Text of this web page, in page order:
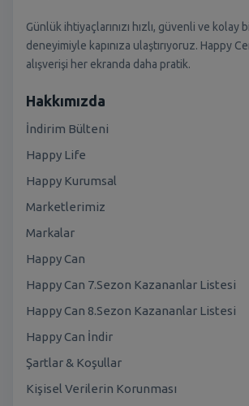
Günlük ihtiyaçlarınızı hızlı, güvenli ve kolay
deneyimiyle kapınıza ulaştırıyoruz. Happy
alışverişi her ekranda daha pratik.
Hakkımızda
İndirim Bülteni
Happy Life
Happy Kurumsal
Marketlerimiz
Markalar
Happy Can
Happy Can 7.Sezon Kazananlar Listesi
Happy Can 8.Sezon Kazananlar Listesi
Happy Can İndir
Şartlar & Koşullar
Kişisel Verilerin Korunması